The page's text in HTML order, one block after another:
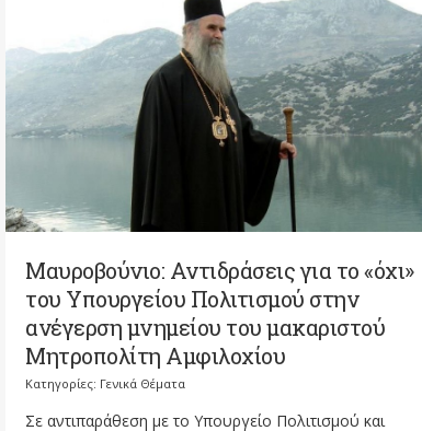
Μαυροβούνιο: Αντιδράσεις για το «όχι»
του Υπουργείου Πολιτισμού στην
ανέγερση μνημείου του μακαριστού
Μητροπολίτη Αμφιλοχίου
Κατηγορίες: Γενικά Θέματα
Σε αντιπαράθεση με το Υπουργείο Πολιτισμού και